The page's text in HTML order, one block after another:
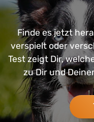
Finde es jetzt
verspielt oder
Test zeigt Dir,
zu Dir und